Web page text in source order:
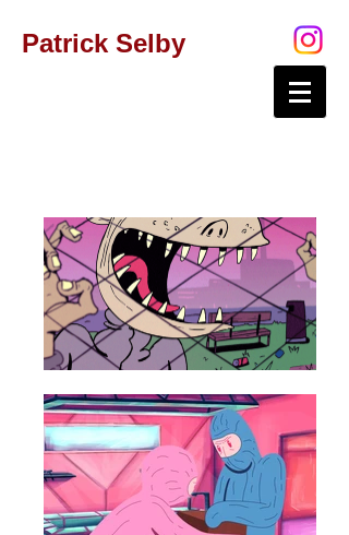
Patrick Selby